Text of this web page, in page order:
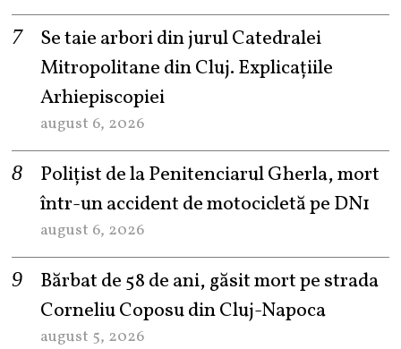
Se taie arbori din jurul Catedralei
Mitropolitane din Cluj. Explicațiile
Arhiepiscopiei
august 6, 2026
Polițist de la Penitenciarul Gherla, mort
într-un accident de motocicletă pe DN1
august 6, 2026
Bărbat de 58 de ani, găsit mort pe strada
Corneliu Coposu din Cluj-Napoca
august 5, 2026